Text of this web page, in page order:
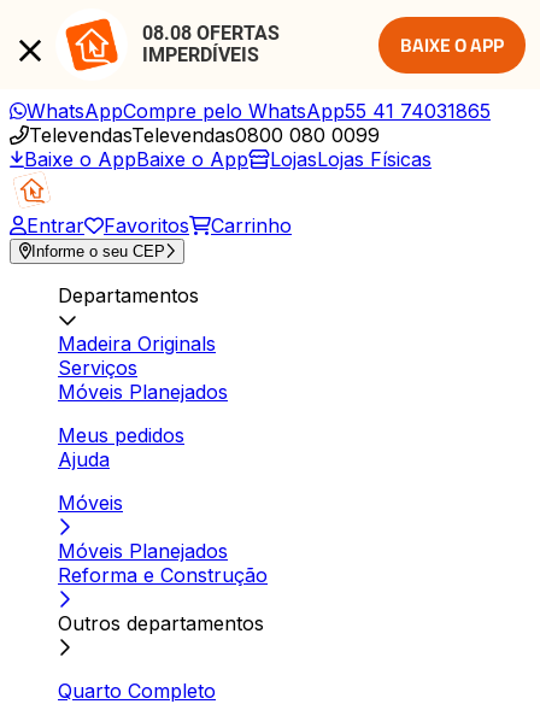
08.08 OFERTAS
IMPERDÍVEIS
BAIXE O APP
WhatsAppCompre pelo WhatsApp55 41 74031865
TelevendasTelevendas0800 080 0099
Baixe o AppBaixe o App LojasLojas Físicas
Entrar Favoritos Carrinho
Informe o seu CEP
Departamentos
Madeira Originals
Serviços
Móveis Planejados
Meus pedidos
Ajuda
Móveis
Móveis Planejados
Reforma e Construção
Outros departamentos
Quarto Completo